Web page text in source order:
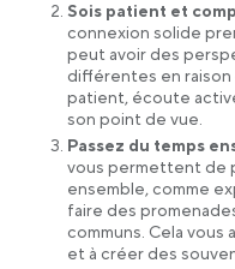
Sois patient et
connexion solide
peut avoir des
différentes en raison
patient, écoute
son point de vue.
Passez du temps
vous permettent de
ensemble, comme
faire des
communs. Cela
et à créer des